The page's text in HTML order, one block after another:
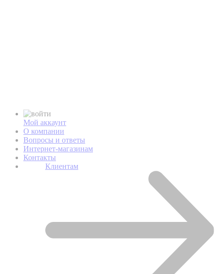
Мой аккаунт
О компании
Вопросы и ответы
Интернет-магазинам
Контакты
Клиентам